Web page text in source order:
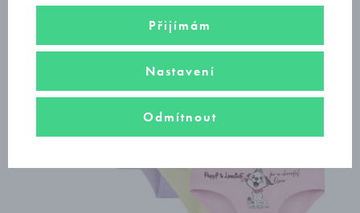
Přijímám
Nastavení
Odmítnout